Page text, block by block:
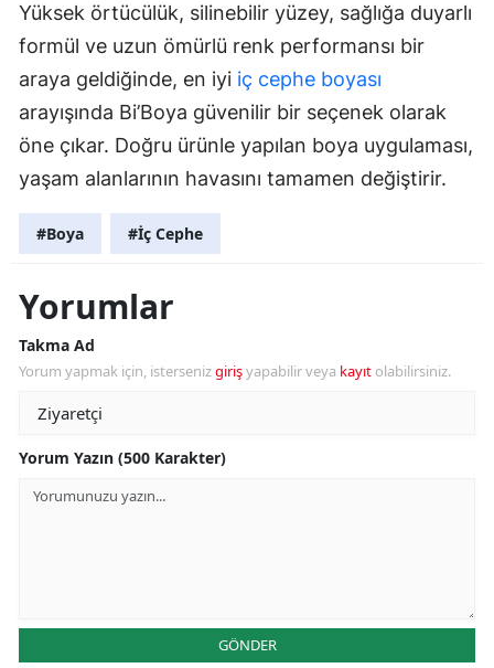
Yüksek örtücülük, silinebilir yüzey, sağlığa duyarlı
formül ve uzun ömürlü renk performansı bir
araya geldiğinde, en iyi iç cephe boyası
arayışında Bi’Boya güvenilir bir seçenek olarak
öne çıkar. Doğru ürünle yapılan boya uygulaması,
yaşam alanlarının havasını tamamen değiştirir.
#Boya #İç Cephe
Yorumlar
Takma Ad
Yorum yapmak için, istersenizgirişyapabilir veya kayıt olabilirsiniz.
Yorum Yazın (500 Karakter)
GÖNDER